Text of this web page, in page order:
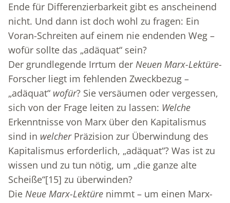
Ende für Differenzierbarkeit gibt es anscheinend
nicht. Und dann ist doch wohl zu fragen: Ein
Voran-Schreiten auf einem nie endenden Weg –
wofür sollte das „adäquat“ sein?
Der grundlegende Irrtum der Neuen Marx-Lektüre-
Forscher liegt im fehlenden Zweckbezug –
„adäquat“ wofür? Sie versäumen oder vergessen,
sich von der Frage leiten zu lassen: Welche
Erkenntnisse von Marx über den Kapitalismus
sind in welcherPräzision zur Überwindung des
Kapitalismus erforderlich, „adäquat“? Was ist zu
wissen und zu tun nötig, um „die ganze alte
Scheiße“[15] zu überwinden?
Die Neue Marx-Lektüre nimmt – um einen Marx-